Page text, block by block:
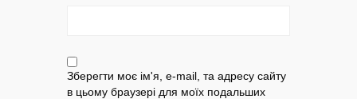
Зберегти моє ім'я, e-mail, та адресу сайту
в цьому браузері для моїх подальших